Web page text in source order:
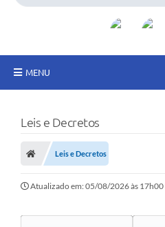
MENU
Portal da Transparência
LICITAÇÕES E CONTRATOS
Secretarias
Leis e Decretos
Leis e Decretos
Atualizado em: 05/08/2026 às 17h00